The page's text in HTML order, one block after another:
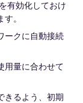
有効化しておけ
。
ークに自動接続
用量に合わせて
きるよう、初期